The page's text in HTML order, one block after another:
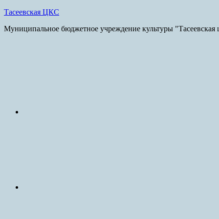
Skip
content
Тасеевская ЦКС
Муниципальное бюджетное учреждение культуры "Тасеевская